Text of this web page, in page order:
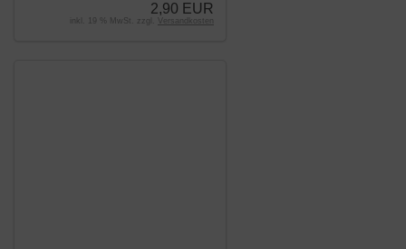
2,90 EUR
inkl. 19 % MwSt. zzgl. Versandkosten